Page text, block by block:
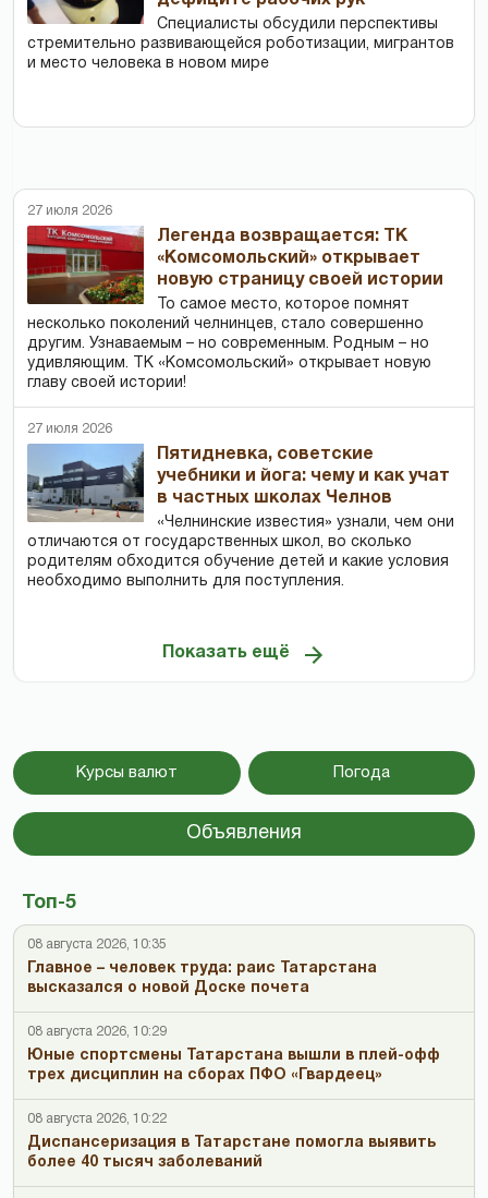
Специалисты обсудили перспективы
стремительно развивающейся роботизации, мигрантов
и место человека в новом мире
27 июля 2026
Легенда возвращается: ТК
«Комсомольский» открывает
новую страницу своей истории
То самое место, которое помнят
несколько поколений челнинцев, стало совершенно
другим. Узнаваемым – но современным. Родным – но
удивляющим. ТК «Комсомольский» открывает новую
главу своей истории!
27 июля 2026
Пятидневка, советские
учебники и йога: чему и как учат
в частных школах Челнов
«Челнинские известия» узнали, чем они
отличаются от государственных школ, во сколько
родителям обходится обучение детей и какие условия
необходимо выполнить для поступления.
Показать ещё
Курсы валют Погода
Объявления
Топ-5
08 августа 2026, 10:35
Главное – человек труда: раис Татарстана
высказался о новой Доске почета
08 августа 2026, 10:29
Юные спортсмены Татарстана вышли в плей-офф
трех дисциплин на сборах ПФО «Гвардеец»
08 августа 2026, 10:22
Диспансеризация в Татарстане помогла выявить
более 40 тысяч заболеваний